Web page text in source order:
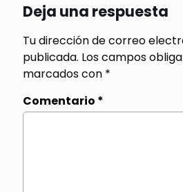
Deja una respuesta
Tu dirección de correo
publicada. Los campos
marcados con *
Comentario *